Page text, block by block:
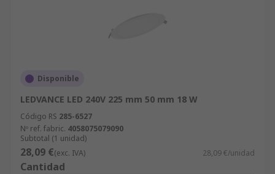
Disponible
LEDVANCE LED 240V 225 mm 50 mm 18 W
Código RS 285-6527
Nº ref. fabric. 4058075079090
Subtotal (1 unidad)
28,09 €(exc. IVA) 28,09 €/unidad
Cantidad